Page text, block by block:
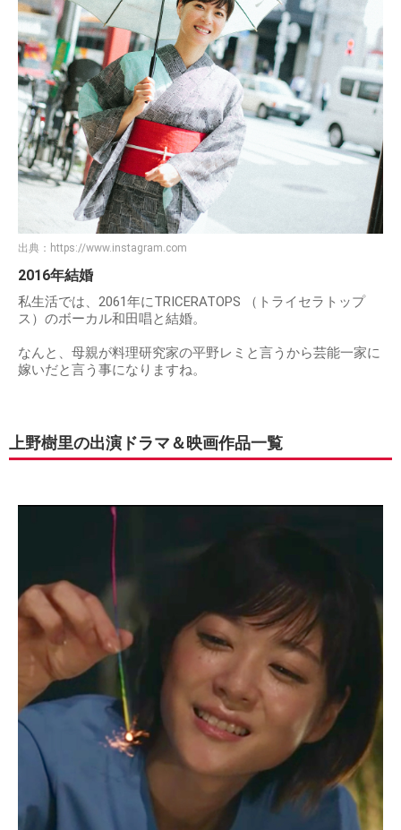
出典： https://www.instagram.com
2016年結婚
私生活では、2061年にTRICERATOPS （トライセラトップ
ス）のボーカル和田唱と結婚。
なんと、母親が料理研究家の平野レミと言うから芸能一家に
嫁いだと言う事になりますね。
上野樹里の出演ドラマ＆映画作品一覧